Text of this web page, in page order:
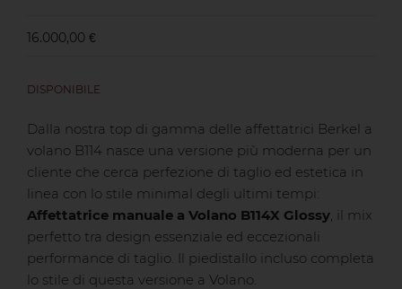
16.000,00 €
DISPONIBILE
Dalla nostra top di gamma delle affettatrici Berkel a
volano B114 nasce una versione più moderna per un
cliente che cerca perfezione di taglio ed estetica in
linea con lo stile minimal degli ultimi tempi:
Affettatrice manuale a Volano B114X Glossy, il mix
perfetto tra design essenziale ed eccezionali
performance di taglio. Il piedistallo incluso completa
lo stile di questa versione a Volano.